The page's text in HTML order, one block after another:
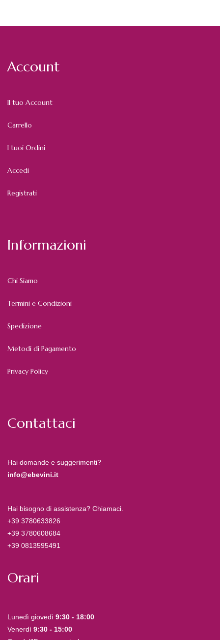
Account
Il tuo Account
Carrello
I tuoi Ordini
Accedi
Registrati
Informazioni
Chi Siamo
Termini e Condizioni
Spedizione
Metodi di Pagamento
Privacy Policy
Contattaci
Hai domande e suggerimenti?
info@ebevini.it
Hai bisogno di assistenza? Chiamaci.
+39 3780633826
+39 3780608684
+39 0813595491
Orari
Lunedì giovedì 9:30 - 18:00
Venerdì 9:30 - 15:00